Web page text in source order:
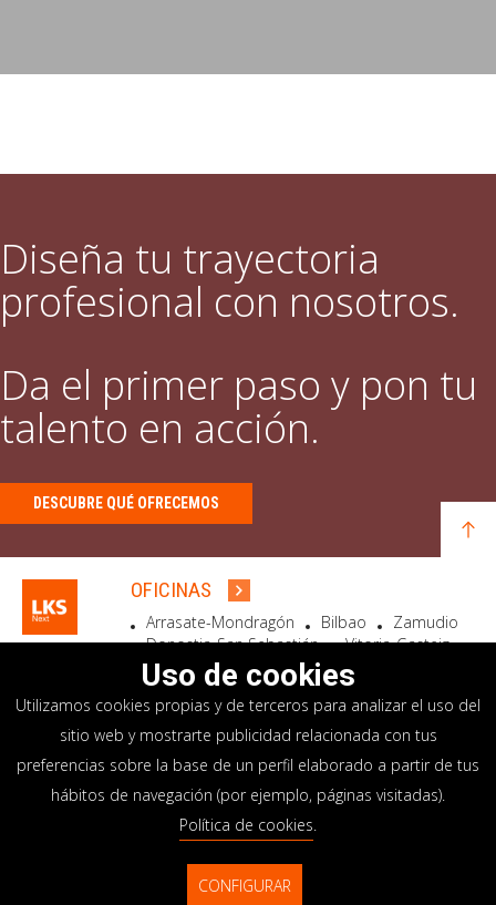
Diseña tu trayectoria
profesional con nosotros.
Da el primer paso y pon tu
talento en acción.
DESCUBRE QUÉ OFRECEMOS
OFICINAS
Arrasate-Mondragón Bilbao
Zamudio
Donostia-San Sebastián
Vitoria-Gasteiz
Madrid
El Astillero Bidart
SEDE SOCIAL
Goiru, 7 Arrasate-Mondragón
CP 20500 GIPUZKOA – SPAIN
+34 900 84 14 14
info@lksnext.com
Uso de cookies
Utilizamos cookies propias y de terceros para analizar el uso del
sitio web y mostrarte publicidad relacionada con tus
preferencias sobre la base de un perfil elaborado a partir de tus
hábitos de navegación (por ejemplo, páginas visitadas).
Política de cookies.
CONFIGURAR